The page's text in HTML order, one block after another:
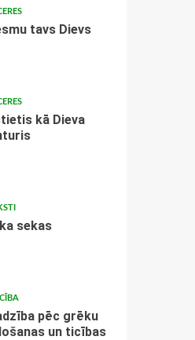
tavs Dievs
kā Dieva
sekas
pēc grēku
un ticības